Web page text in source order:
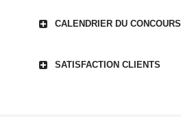
CALENDRIER DU CONCOURS
SATISFACTION CLIENTS